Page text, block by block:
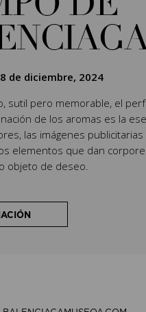
8 de diciembre, 2024
sutil pero memorable, el
de los aromas es la
las imágenes
elementos que dan
objeto de deseo.